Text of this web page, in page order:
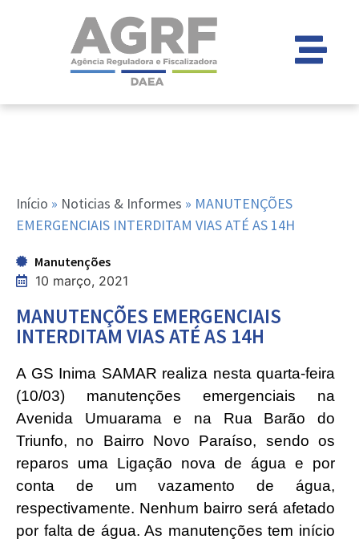
Início » Noticias & Informes » MANUTENÇÕES
EMERGENCIAIS INTERDITAM VIAS ATÉ AS 14H
Manutenções
10 março, 2021
MANUTENÇÕES EMERGENCIAIS
INTERDITAM VIAS ATÉ AS 14H
A GS Inima SAMAR realiza nesta quarta-feira
(10/03) manutenções emergenciais na
Avenida Umuarama e na Rua Barão do
Triunfo, no Bairro Novo Paraíso, sendo os
reparos uma Ligação nova de água e por
conta de um vazamento de água,
respectivamente. Nenhum bairro será afetado
por falta de água. As manutenções tem início